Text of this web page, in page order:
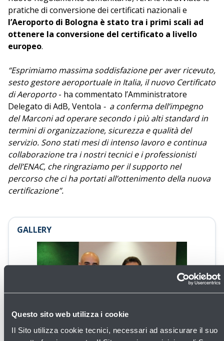
Questo sito web utilizza i cookie
Il Sito utilizza cookie tecnici, necessari ad assicurare il suo
pratiche di conversione dei certificati nazionali e
l’Aeroporto di Bologna è stato tra i primi scali ad
ottenere la conversione del certificato a livello
europeo.
“Esprimiamo massima soddisfazione per aver ricevuto,
sesto gestore aeroportuale in Italia, il nuovo Certificato
di Aeroporto - ha commentato l’Amministratore
Delegato di AdB, Ventola - a conferma dell’impegno
del Marconi ad operare secondo i più alti standard in
termini di organizzazione, sicurezza e qualità del
servizio. Sono stati mesi di intenso lavoro e continua
collaborazione tra i nostri tecnici e i professionisti
dell’ENAC, che ringraziamo per il supporto nel
percorso che ci ha portati all’ottenimento della nuova
certificazione”.
GALLERY
la